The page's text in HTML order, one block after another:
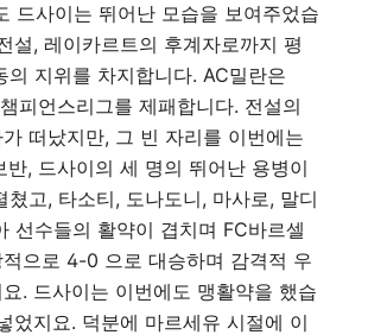
드사이는 뛰어난 모습을 보여주었습
설, 레이카르트의 후계자로까지 평
의 지위를 차지합니다. AC밀란은
피언스리그를 제패합니다. 전설의
떠났지만, 그 빈 자리를 이번에는
반, 드사이의 세 명의 뛰어난 용병이
쳤고, 타소티, 도나도니, 마사로, 말디
선수들의 활약이 겹치며 FC바르셀
으로 4-0 으로 대승하며 감격적 우
. 드사이는 이번에도 맹활약을 했습
었지요. 덕분에 마르세유 시절에 이